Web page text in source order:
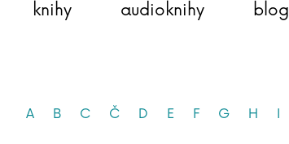
knihy audioknihy blog
A B C Č D E F G H I